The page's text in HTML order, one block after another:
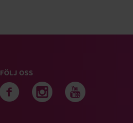
FÖLJ OSS
Följ oss på
Följ oss på
Följ